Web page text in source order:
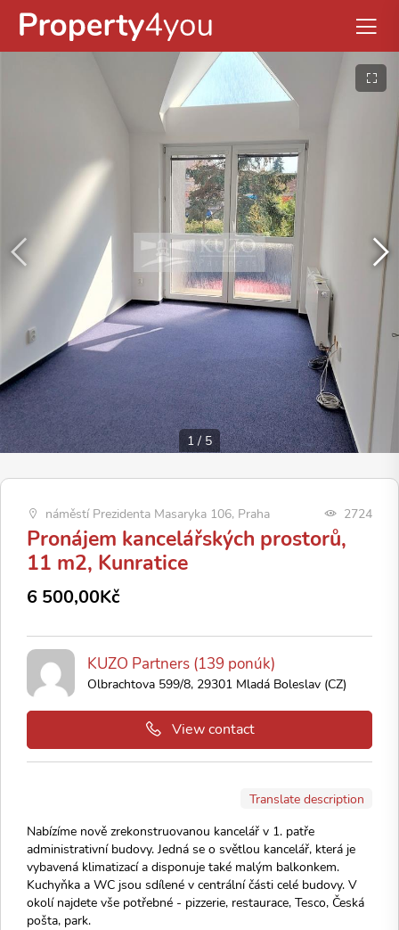
1 / 5
náměstí Prezidenta Masaryka 106, Praha 2724
Pronájem kancelářských prostorů,
11 m2, Kunratice
6 500,00Kč
KUZO Partners (139 ponúk)
Olbrachtova 599/8, 29301 Mladá Boleslav (CZ)
View contact
Translate description
Nabízíme nově zrekonstruovanou kancelář v 1. patře
administrativní budovy. Jedná se o světlou kancelář, která je
vybavená klimatizací a disponuje také malým balkonkem.
Kuchyňka a WC jsou sdílené v centrální části celé budovy. V
okolí najdete vše potřebné - pizzerie, restaurace, Tesco, Česká
pošta, park.